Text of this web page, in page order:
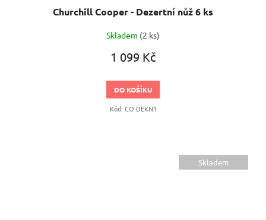
Churchill Cooper - Dezertní nůž 6 ks
Skladem (2 ks)
1 099 Kč
DO KOŠÍKU
Kód: CO DEKN1
Skladem